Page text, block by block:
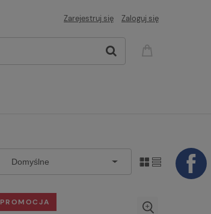
Zarejestruj się Zaloguj się
PROMOCJA